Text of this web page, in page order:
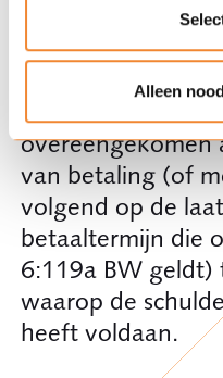
Alleen
ieder geval de
bestaat uit de
verschuldigde
dag volgend op de
overeengekomen
van betaling (of
volgend op de
betaaltermijn die
6:119a BW
waarop de
heeft voldaan.